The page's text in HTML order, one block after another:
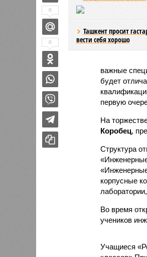
Ташкент просит
вести себя хорошо
важные
будет
первую
На
Коробец,
Структура
корпусные
Во время
учеников
Учащиеся
0
0